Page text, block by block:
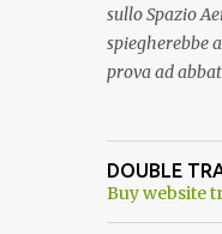
sullo Spazio
spiegherebbe
prova ad
alcuna notizia
aereo NATO
DOUBLE
Buy website